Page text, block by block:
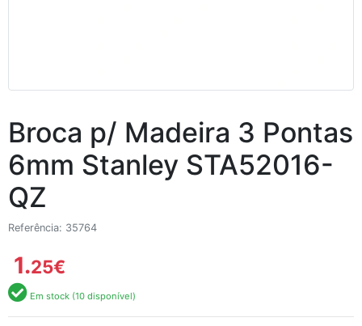
Broca p/ Madeira 3 Pontas
6mm Stanley STA52016-
QZ
Referência: 35764
1.25€
Em stock (10 disponível)